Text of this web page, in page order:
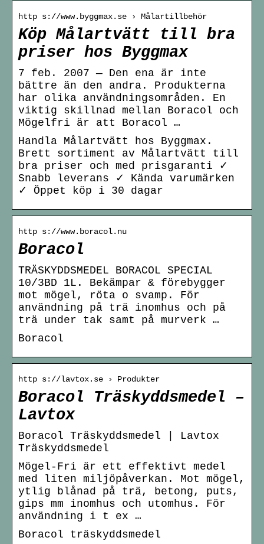
http s://www.byggmax.se › Målartillbehör
Köp Målartvätt till bra
priser hos Byggmax
7 feb. 2007 — Den ena är inte
bättre än den andra. Produkterna
har olika användningsområden. En
viktig skillnad mellan Boracol och
Mögelfri är att Boracol …
Handla Målartvätt hos Byggmax.
Brett sortiment av Målartvätt till
bra priser och med prisgaranti ✓
Snabb leverans ✓ Kända varumärken
✓ Öppet köp i 30 dagar
http s://www.boracol.nu
Boracol
TRÄSKYDDSMEDEL BORACOL SPECIAL
10/3BD 1L. Bekämpar & förebygger
mot mögel, röta o svamp. För
användning på trä inomhus och på
trä under tak samt på murverk …
Boracol
http s://lavtox.se › Produkter
Boracol Träskyddsmedel –
Lavtox
Boracol Träskyddsmedel | Lavtox
Träskyddsmedel
Mögel-Fri är ett effektivt medel
med liten miljöpåverkan. Mot mögel,
ytlig blånad på trä, betong, puts,
gips mm inomhus och utomhus. För
användning i t ex …
Boracol träskyddsmedel